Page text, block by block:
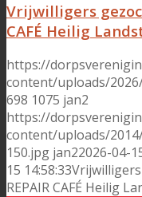
Vrijwilligers
CAFÉ Heilig
https://
content/uploads/
698 1075 jan2
https://
content/uploads/
150.jpg jan22026-04-
15 14:58:33
REPAIR CAFÉ Heilig